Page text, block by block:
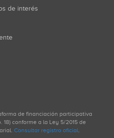
de interés
de financiación participativa
18) conforme a la Ley 5/2015 de
Consultar registro oficial.